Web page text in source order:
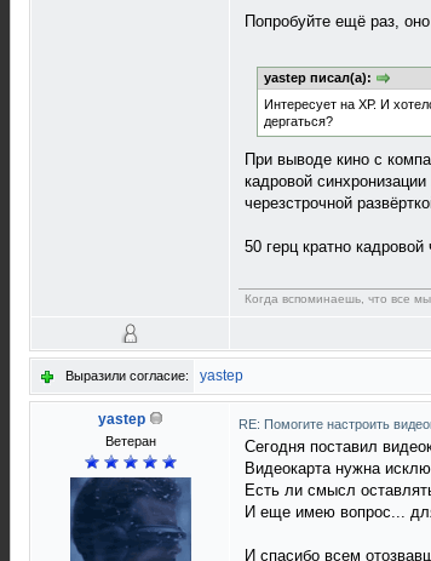
Попробуйте ещё раз, оно
yastep писал(а):
Интересует на ХР. И
дергаться?
При выводе кино с
кадровой
черезстрочной
50 герц кратно
Когда вспоминаешь, что все
Выразили согласие: yastep
yastep
Ветеран
RE: Помогите настроить
Сегодня поставил
Видеокарта нужна
Есть ли смысл
И еще имею вопрос...
И спасибо всем